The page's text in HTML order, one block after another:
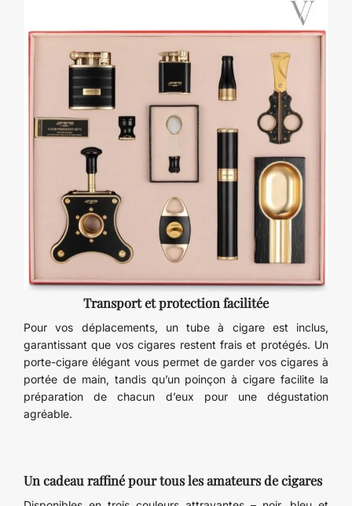
Transport et protection facilitée
Pour vos déplacements, un tube à cigare est inclus,
garantissant que vos cigares restent frais et protégés. Un
porte-cigare élégant vous permet de garder vos cigares à
portée de main, tandis qu’un poinçon à cigare facilite la
préparation de chacun d’eux pour une dégustation
agréable.
Un cadeau raffiné pour tous les amateurs de cigares